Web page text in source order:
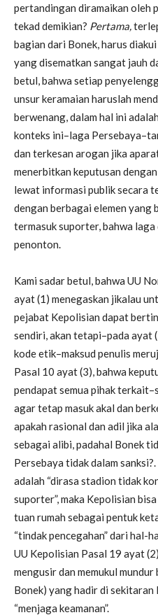
pertandingan diramaikan oleh
tekad demikian? Pertama,
bagian dari Bonek, harus
yang disematkan sangat jauh
betul, bahwa setiap
unsur keramaian haruslah
berwenang, dalam hal ini
konteks ini–laga
dan terkesan arogan jika
menerbitkan keputusan
lewat informasi publik secara
dengan berbagai elemen yang
termasuk suporter, bahwa
penonton.
Kami sadar betul, bahwa UU
ayat (1) menegaskan jikalau
pejabat Kepolisian dapat
sendiri, akan tetapi–pada ayat
kode etik–maksud penulis
Pasal 10 ayat (3), bahwa
pendapat semua pihak
agar tetap masuk akal dan
apakah rasional dan adil jika
sebagai alibi, padahal Bonek
Persebaya tidak dalam sanksi?.
adalah “dirasa stadion tidak
suporter”, maka Kepolisian
tuan rumah sebagai pentuk
“tindak pencegahan” dari hal-
UU Kepolisian Pasal 19 ayat
mengusir dan memukul
Bonek) yang hadir di sekitaran
“menjaga keamanan”.